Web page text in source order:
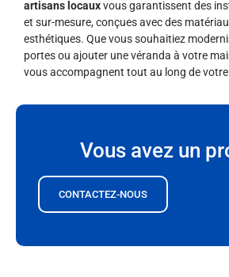
Vous avez un
CONTACTEZ-NOUS
artisans locauxvous garantissent des
et sur-mesure, conçues avec des
esthétiques. Que vous souhaitiez
portes ou ajouter une véranda à votre
vous accompagnent tout au long de